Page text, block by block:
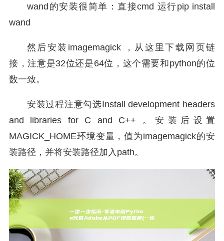
wand的安装很简单：直接cmd 运行pip install
wand
然后安装imagemagick ，从这里下载网页链
接，注意是32位还是64位，这个需要和python的位
数一致。
安装过程注意勾选Install development headers
and libraries for C and C++ 。安装后设置
MAGICK_HOME环境变量，值为imagemagick的安
装路径，并将安装路径加入path。